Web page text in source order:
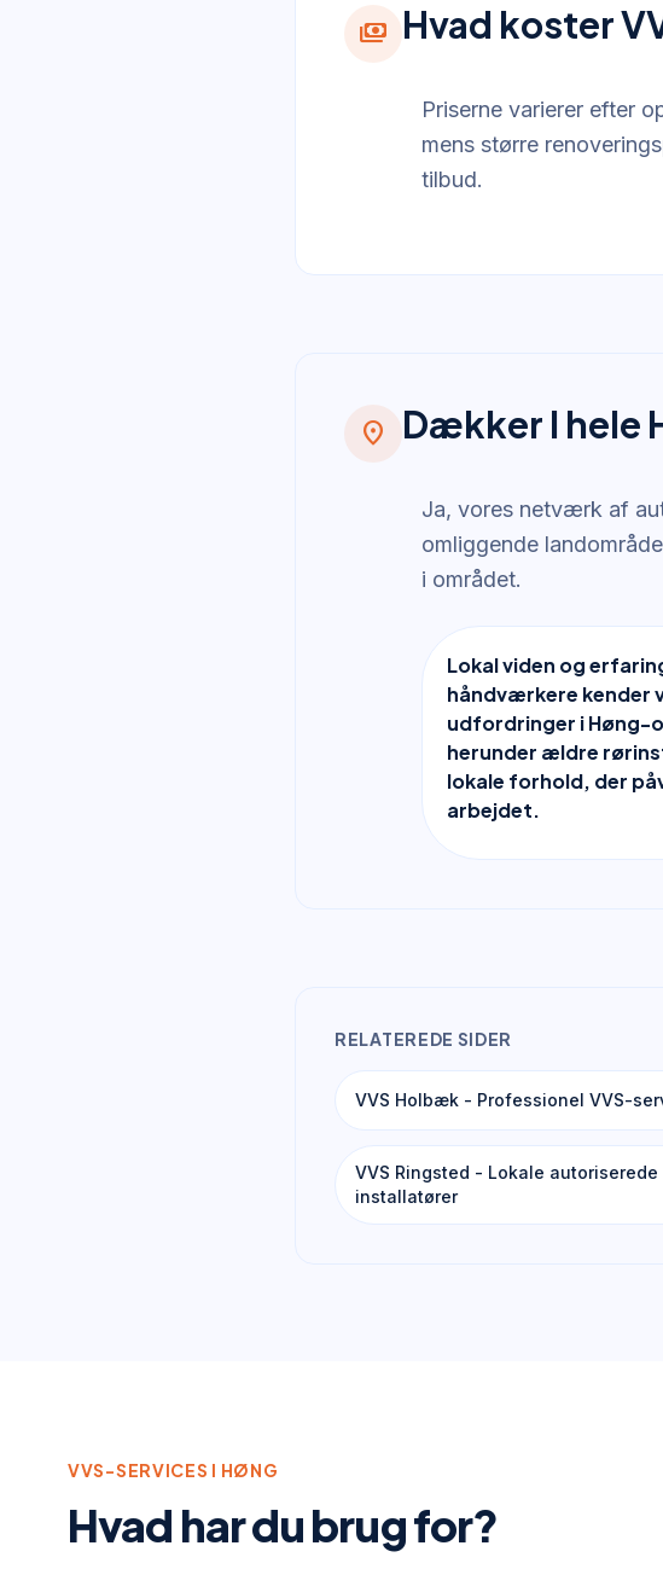
payments Hvad koster
Priserne varierer efter
mens større
tilbud.
location_on Dækker I hele
Ja, vores netværk af
omliggende
i området.
Lokal viden og
håndværkere kender
udfordringer i Høng-
herunder ældre
lokale forhold, der
arbejdet.
RELATEREDE SIDER
VVS Holbæk - Professionel VVS-
VVS Ringsted - Lokale autoriserede
installatører
VVS-SERVICES I HØNG
Hvad har du brug for?